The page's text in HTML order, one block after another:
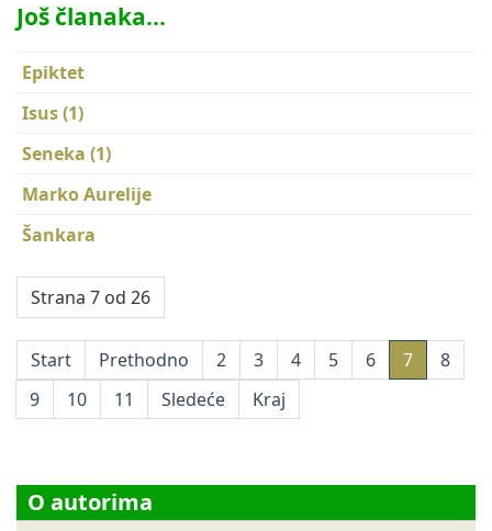
Još članaka...
Epiktet
Isus (1)
Seneka (1)
Marko Aurelije
Šankara
Strana 7 od 26
Start Prethodno 2 3 4 5 6 7
8
9
10 11 Sledeće Kraj
O autorima